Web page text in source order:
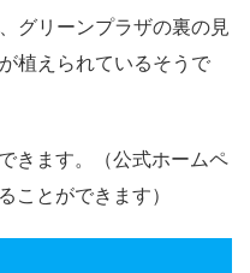
グリーンプラザの裏の見
植えられているそうで
きます。（公式ホームペ
ことができます）